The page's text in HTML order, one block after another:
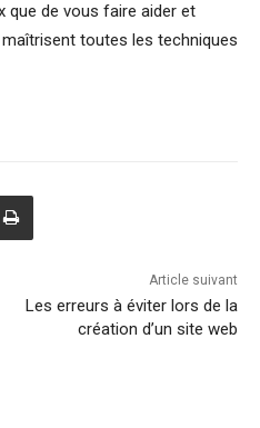
que de vous faire aider et
toutes les techniques
Article suivant
Les erreurs à éviter lors de la
création d’un site web